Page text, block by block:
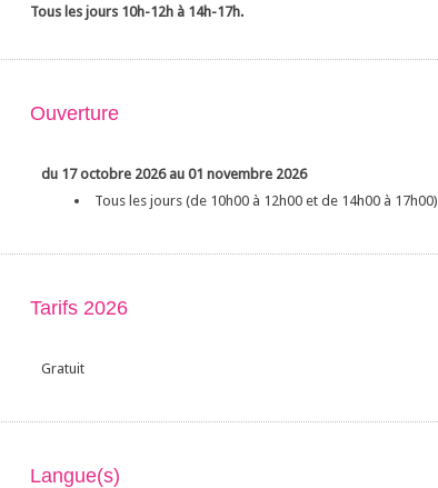
Tous les jours 10h-12h à 14h-17h.
Ouverture
du 17 octobre 2026 au 01 novembre 2026
Tous les jours (de 10h00 à 12h00 et de 14h00 à 17h00)
Tarifs 2026
Gratuit
Langue(s)